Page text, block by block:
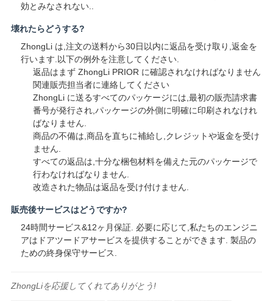
効とみなされない..
壊れたらどうする?
ZhongLi は,注文の送料から30日以内に返品を受け取り,返金を
行います.以下の例外を注意してください.
返品はまず ZhongLi PRIOR に確認されなければなりません
関連販売担当者に連絡してください
ZhongLi に送るすべてのパッケージには,最初の販売請求書
番号が発行され,パッケージの外側に明確に印刷されなけれ
ばなりません.
商品の不備は,商品を直ちに補給し,クレジットや返金を受け
ません.
すべての返品は,十分な梱包材料を備えた元のパッケージで
行わなければなりません.
改造された物品は返品を受け付けません.
販売後サービスはどうですか?
24時間サービス&12ヶ月保証. 必要に応じて,私たちのエンジニ
アはドアツードアサービスを提供することができます. 製品の
ための終身保守サービス.
ZhongLiを応援してくれてありがとう!